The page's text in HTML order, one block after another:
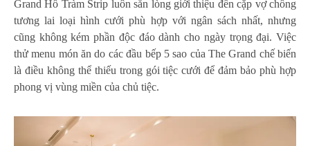
Grand Hồ Tràm Strip luôn sẵn lòng giới thiệu đến cặp vợ chồng
tương lai loại hình cưới phù hợp với ngân sách nhất, nhưng
cũng không kém phần độc đáo dành cho ngày trọng đại. Việc
thử menu món ăn do các đầu bếp 5 sao của The Grand chế biến
là điều không thể thiếu trong gói tiệc cưới để đảm bảo phù hợp
phong vị vùng miền của chủ tiệc.